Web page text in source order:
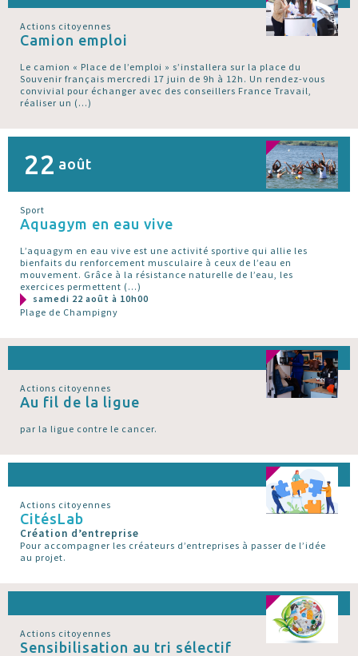
Actions citoyennes
Camion emploi
Le camion « Place de l’emploi » s’installera sur la place du
Souvenir français mercredi 17 juin de 9h à 12h. Un rendez-vous
convivial pour échanger avec des conseillers France Travail,
réaliser un (…)
22 août
Sport
Aquagym en eau vive
L’aquagym en eau vive est une activité sportive qui allie les
bienfaits du renforcement musculaire à ceux de l’eau en
mouvement. Grâce à la résistance naturelle de l’eau, les
exercices permettent (…)
samedi 22 août à 10h00
Plage de Champigny
Actions citoyennes
Au fil de la ligue
par la ligue contre le cancer.
Actions citoyennes
CitésLab
Création d’entreprise
Pour accompagner les créateurs d’entreprises à passer de l’idée
au projet.
Actions citoyennes
Sensibilisation au tri sélectif